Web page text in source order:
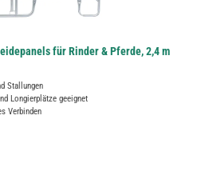
für Rinder & Pferde, 2,4 m
Stallungen
Longierplätze geeignet
Verbinden